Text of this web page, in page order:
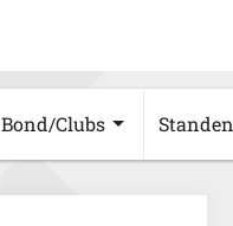
Bond/Clubs Standen